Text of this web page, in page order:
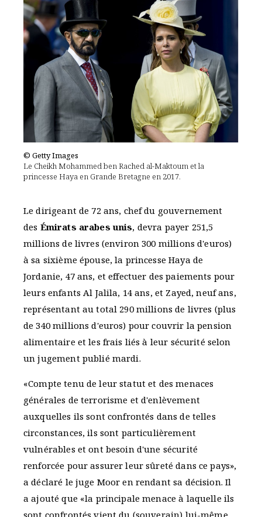
© Getty Images
Le Cheikh Mohammed ben Rached al-Maktoum et la
princesse Haya en Grande Bretagne en 2017.
Le dirigeant de 72 ans, chef du gouvernement
des Émirats arabes unis, devra payer 251,5
millions de livres (environ 300 millions d'euros)
à sa sixième épouse, la princesse Haya de
Jordanie, 47 ans, et effectuer des paiements pour
leurs enfants Al Jalila, 14 ans, et Zayed, neuf ans,
représentant au total 290 millions de livres (plus
de 340 millions d'euros) pour couvrir la pension
alimentaire et les frais liés à leur sécurité selon
un jugement publié mardi.
«Compte tenu de leur statut et des menaces
générales de terrorisme et d'enlèvement
auxquelles ils sont confrontés dans de telles
circonstances, ils sont particulièrement
vulnérables et ont besoin d'une sécurité
renforcée pour assurer leur sûreté dans ce pays»,
a déclaré le juge Moor en rendant sa décision. Il
a ajouté que «la principale menace à laquelle ils